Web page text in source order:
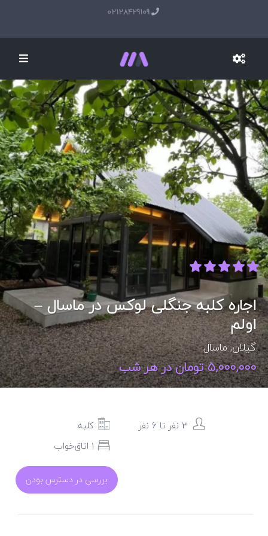
02128429109
اجاره کلبه جنگلی لوکس در ماسال –
اولم
گیلان,ماسال
5,000,000 تومان در هر شب
کلبه
3 نفر تا 6 نفر
1 اتاق‌خواب
بررسی در دسترس بودن